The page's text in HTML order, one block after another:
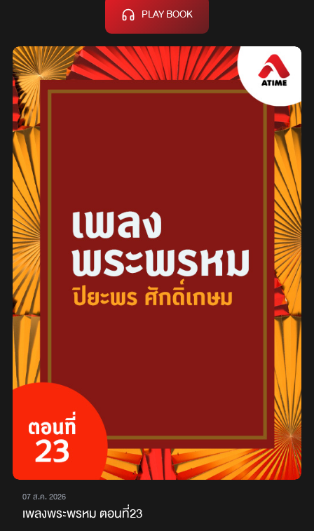
PLAY BOOK
07 ส.ค. 2026
เพลงพระพรหม ตอนที่23